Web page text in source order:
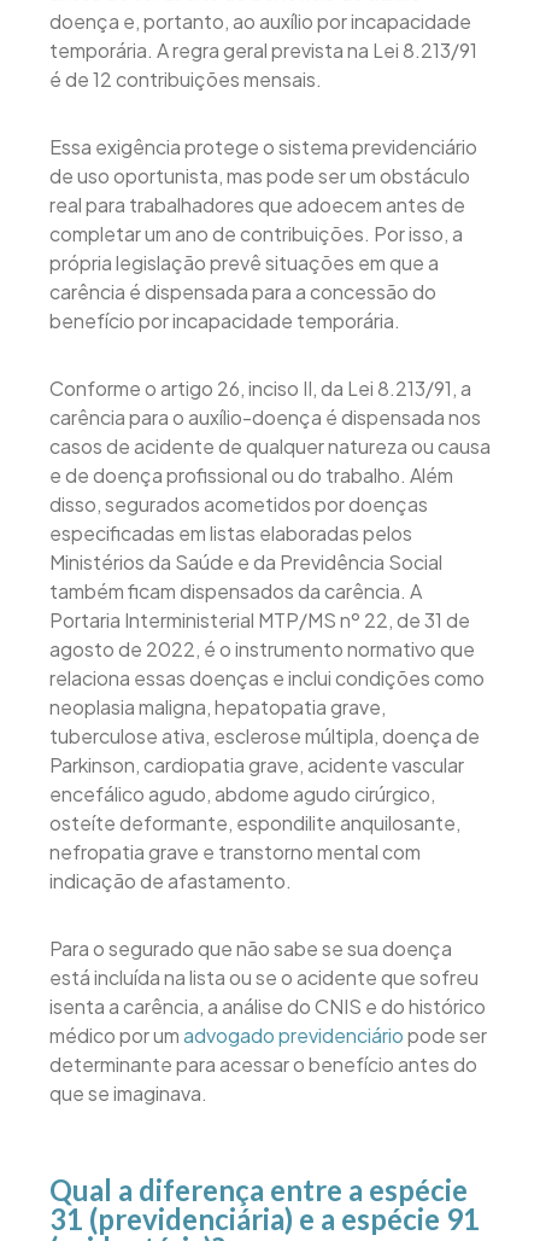
doença e, portanto, ao auxílio por incapacidade
temporária. A regra geral prevista na Lei 8.213/91
é de 12 contribuições mensais.
Essa exigência protege o sistema previdenciário
de uso oportunista, mas pode ser um obstáculo
real para trabalhadores que adoecem antes de
completar um ano de contribuições. Por isso, a
própria legislação prevê situações em que a
carência é dispensada para a concessão do
benefício por incapacidade temporária.
Conforme o artigo 26, inciso II, da Lei 8.213/91, a
carência para o auxílio-doença é dispensada nos
casos de acidente de qualquer natureza ou causa
e de doença profissional ou do trabalho. Além
disso, segurados acometidos por doenças
especificadas em listas elaboradas pelos
Ministérios da Saúde e da Previdência Social
também ficam dispensados da carência. A
Portaria Interministerial MTP/MS nº 22, de 31 de
agosto de 2022, é o instrumento normativo que
relaciona essas doenças e inclui condições como
neoplasia maligna, hepatopatia grave,
tuberculose ativa, esclerose múltipla, doença de
Parkinson, cardiopatia grave, acidente vascular
encefálico agudo, abdome agudo cirúrgico,
osteíte deformante, espondilite anquilosante,
nefropatia grave e transtorno mental com
indicação de afastamento.
Para o segurado que não sabe se sua doença
está incluída na lista ou se o acidente que sofreu
isenta a carência, a análise do CNIS e do histórico
médico por umadvogado previdenciáriopode ser
determinante para acessar o benefício antes do
que se imaginava.
Qual a diferença entre a espécie
31 (previdenciária) e a espécie 91